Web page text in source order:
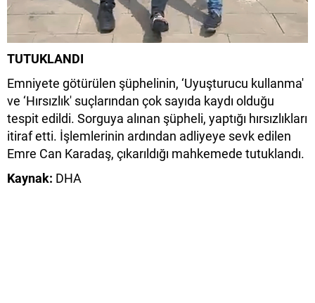
TUTUKLANDI
Emniyete götürülen şüphelinin, ‘Uyuşturucu kullanma'
ve ‘Hırsızlık' suçlarından çok sayıda kaydı olduğu
tespit edildi. Sorguya alınan şüpheli, yaptığı hırsızlıkları
itiraf etti. İşlemlerinin ardından adliyeye sevk edilen
Emre Can Karadaş, çıkarıldığı mahkemede tutuklandı.
Kaynak: DHA